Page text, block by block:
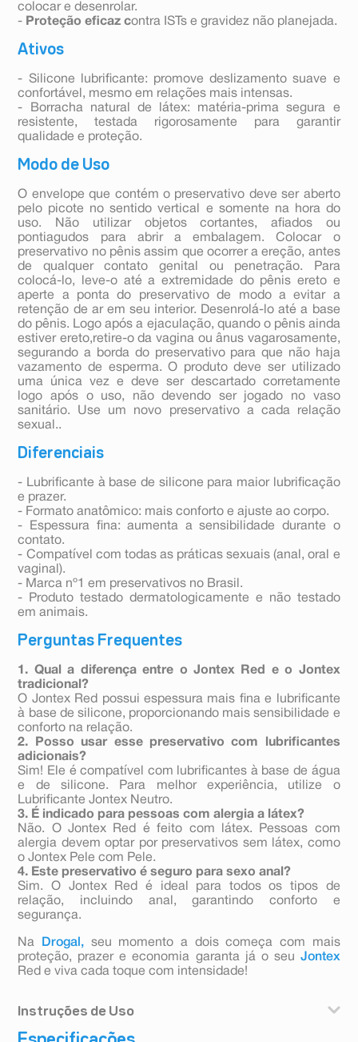
colocar e desenrolar.
- Proteção eficaz contra ISTs e gravidez não planejada.
Ativos
- Silicone lubrificante: promove deslizamento suave e
confortável, mesmo em relações mais intensas.
- Borracha natural de látex: matéria-prima segura e
resistente, testada rigorosamente para garantir
qualidade e proteção.
Modo de Uso
O envelope que contém o preservativo deve ser aberto
pelo picote no sentido vertical e somente na hora do
uso. Não utilizar objetos cortantes, afiados ou
pontiagudos para abrir a embalagem. Colocar o
preservativo no pênis assim que ocorrer a ereção, antes
de qualquer contato genital ou penetração. Para
colocá-lo, leve-o até a extremidade do pênis ereto e
aperte a ponta do preservativo de modo a evitar a
retenção de ar em seu interior. Desenrolá-lo até a base
do pênis. Logo após a ejaculação, quando o pênis ainda
estiver ereto,retire-o da vagina ou ânus vagarosamente,
segurando a borda do preservativo para que não haja
vazamento de esperma. O produto deve ser utilizado
uma única vez e deve ser descartado corretamente
logo após o uso, não devendo ser jogado no vaso
sanitário. Use um novo preservativo a cada relação
sexual..
Diferenciais
- Lubrificante à base de silicone para maior lubrificação
e prazer.
- Formato anatômico: mais conforto e ajuste ao corpo.
- Espessura fina: aumenta a sensibilidade durante o
contato.
- Compatível com todas as práticas sexuais (anal, oral e
vaginal).
- Marca nº1 em preservativos no Brasil.
- Produto testado dermatologicamente e não testado
em animais.
Perguntas Frequentes
1. Qual a diferença entre o Jontex Red e o Jontex
tradicional?
O Jontex Red possui espessura mais fina e lubrificante
à base de silicone, proporcionando mais sensibilidade e
conforto na relação.
2. Posso usar esse preservativo com lubrificantes
adicionais?
Sim! Ele é compatível com lubrificantes à base de água
e de silicone. Para melhor experiência, utilize o
Lubrificante Jontex Neutro.
3. É indicado para pessoas com alergia a látex?
Não. O Jontex Red é feito com látex. Pessoas com
alergia devem optar por preservativos sem látex, como
o Jontex Pele com Pele.
4. Este preservativo é seguro para sexo anal?
Sim. O Jontex Red é ideal para todos os tipos de
relação, incluindo anal, garantindo conforto e
segurança.
Na Drogal, seu momento a dois começa com mais
proteção, prazer e economia garanta já o seu Jontex
Red e viva cada toque com intensidade!
Instruções de Uso
O envelope que contém o preservativo deve ser aberto